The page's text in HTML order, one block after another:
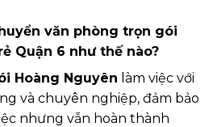
văn phòng trọn gói
Quận 6 như thế nào?
Hoàng Nguyên làm việc với
và chuyên nghiệp, đảm bảo
nhưng vẫn hoàn thành